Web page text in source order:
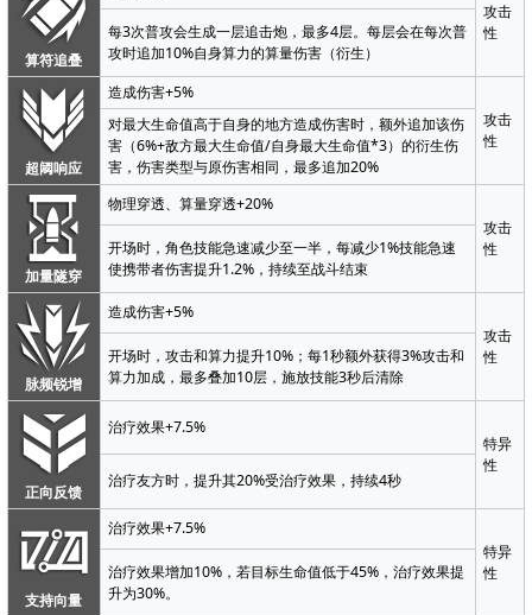
算符追叠
攻击
性
每3次普攻会生成一层追击炮，最多4层。每层会在每次普
攻时追加10%自身算力的算量伤害（衍生）
超阈响应
造成伤害+5%
攻击
性
对最大生命值高于自身的地方造成伤害时，额外追加该伤
害（6%+敌方最大生命值/自身最大生命值*3）的衍生伤
害，伤害类型与原伤害相同，最多追加20%
加量隧穿
物理穿透、算量穿透+20%
攻击
性
开场时，角色技能急速减少至一半，每减少1%技能急速
使携带者伤害提升1.2%，持续至战斗结束
脉频锐增
造成伤害+5%
攻击
性
开场时，攻击和算力提升10%；每1秒额外获得3%攻击和
算力加成，最多叠加10层，施放技能3秒后清除
正向反馈
治疗效果+7.5%
特异
性
治疗友方时，提升其20%受治疗效果，持续4秒
支持向量
治疗效果+7.5%
特异
性
治疗效果增加10%，若目标生命值低于45%，治疗效果提
升为30%。